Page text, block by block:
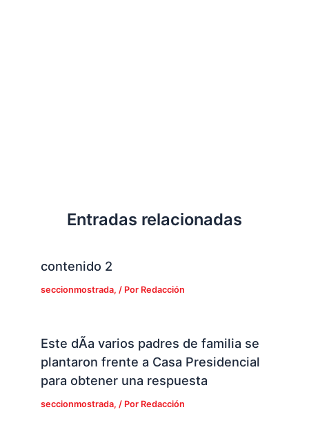
Entradas relacionadas
contenido 2
seccionmostrada, / Por Redacción
Este dÃ­a varios padres de familia se
plantaron frente a Casa Presidencial
para obtener una respuesta
seccionmostrada, / Por Redacción